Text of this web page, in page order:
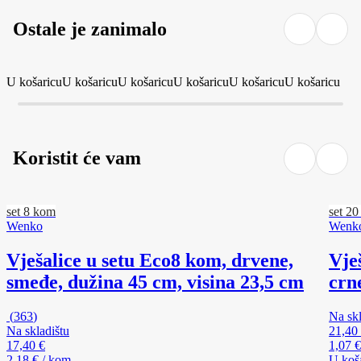
Ostale je zanimalo
U košaricuU košaricuU košaricuU košaricuU košaricuU košaricu
Koristit će vam
set 8 kom
Wenko
Vješalice u setu Eco8 kom, drvene,
smeđe, dužina 45 cm, visina 23,5 cm
(363)
Na skladištu
17,40 €
set
Na
21,40
1,07